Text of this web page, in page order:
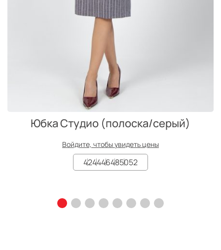
Юбка Студио (полоска/серый)
Войдите, чтобы увидеть цены
424446485052